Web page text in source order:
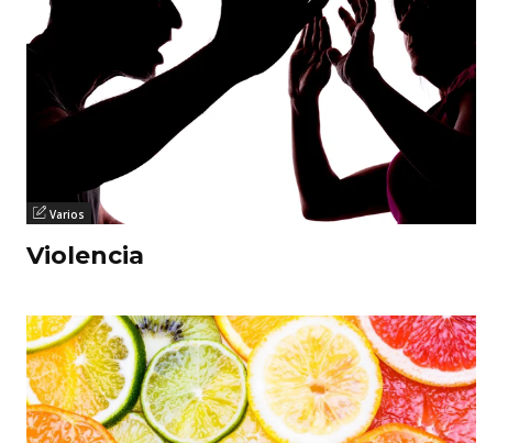
Varios
Violencia